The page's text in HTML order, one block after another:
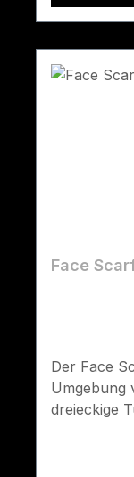
Face
Der Face
Umgebung
dreieckige